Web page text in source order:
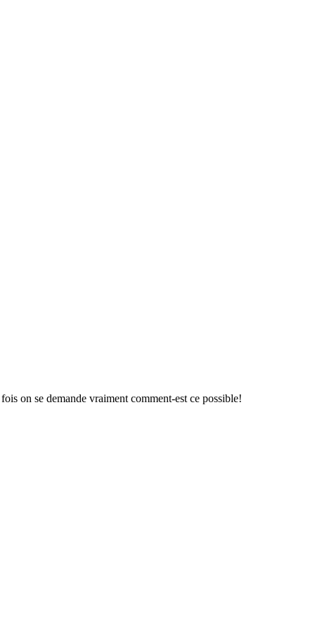
on se demande vraiment comment-est ce possible!